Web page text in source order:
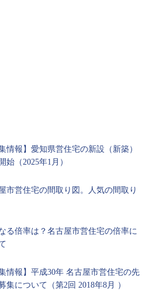
集情報】愛知県営住宅の新設（新築）
始（2025年1月）
市営住宅の間取り図。人気の間取り
る倍率は？名古屋市営住宅の倍率に
集情報】平成30年 名古屋市営住宅の先
集について（第2回 2018年8月 ）